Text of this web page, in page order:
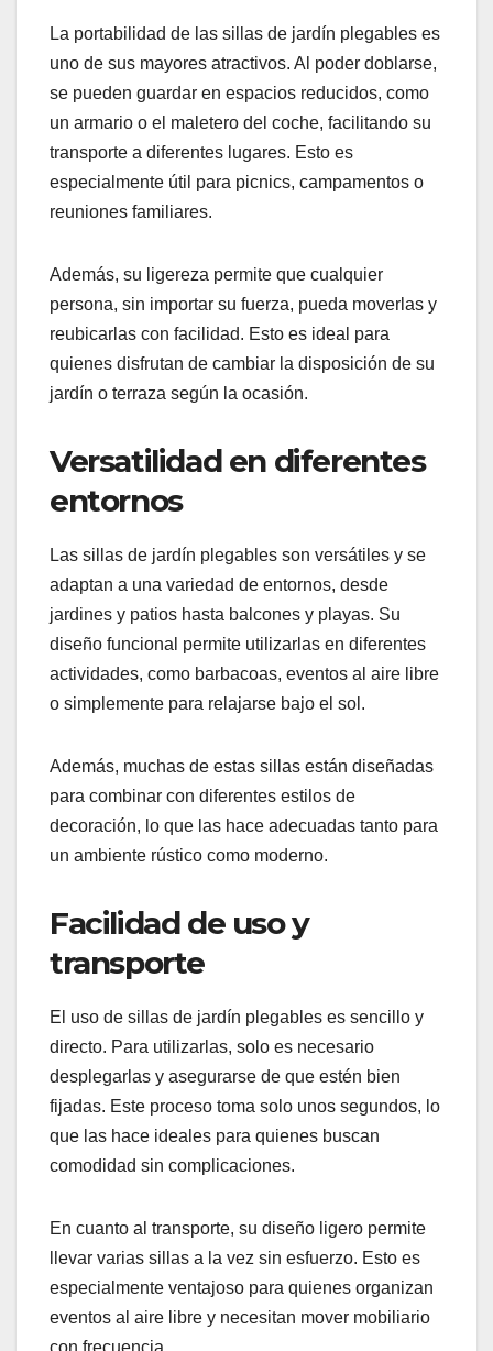
La portabilidad de las sillas de jardín plegables es
uno de sus mayores atractivos. Al poder doblarse,
se pueden guardar en espacios reducidos, como
un armario o el maletero del coche, facilitando su
transporte a diferentes lugares. Esto es
especialmente útil para picnics, campamentos o
reuniones familiares.
Además, su ligereza permite que cualquier
persona, sin importar su fuerza, pueda moverlas y
reubicarlas con facilidad. Esto es ideal para
quienes disfrutan de cambiar la disposición de su
jardín o terraza según la ocasión.
Versatilidad en diferentes
entornos
Las sillas de jardín plegables son versátiles y se
adaptan a una variedad de entornos, desde
jardines y patios hasta balcones y playas. Su
diseño funcional permite utilizarlas en diferentes
actividades, como barbacoas, eventos al aire libre
o simplemente para relajarse bajo el sol.
Además, muchas de estas sillas están diseñadas
para combinar con diferentes estilos de
decoración, lo que las hace adecuadas tanto para
un ambiente rústico como moderno.
Facilidad de uso y
transporte
El uso de sillas de jardín plegables es sencillo y
directo. Para utilizarlas, solo es necesario
desplegarlas y asegurarse de que estén bien
fijadas. Este proceso toma solo unos segundos, lo
que las hace ideales para quienes buscan
comodidad sin complicaciones.
En cuanto al transporte, su diseño ligero permite
llevar varias sillas a la vez sin esfuerzo. Esto es
especialmente ventajoso para quienes organizan
eventos al aire libre y necesitan mover mobiliario